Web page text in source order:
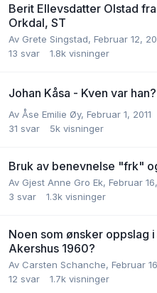
Berit Ellevsdatter Olstad fra
Orkdal, ST
Av Grete Singstad, Februar 12,
13 svar 1.8k visninger
Johan Kåsa - Kven var han?
Av Åse Emilie Øy, Februar 1, 2011
31 svar 5k visninger
Bruk av benevnelse "frk"
Av Gjest Anne Gro Ek, Februar
3 svar 1.3k visninger
Noen som ønsker oppslag
Akershus 1960?
Av Carsten Schanche, Februar
12 svar 1.7k visninger